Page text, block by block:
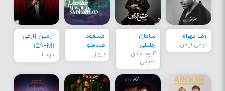
رضا بهرام
نیمی از من
سامان
جلیلی
آلبوم عشق
قدیمی
مسعود
صادقلو
پرواز
آرمین زارعی
(2AFM)
فوبیا